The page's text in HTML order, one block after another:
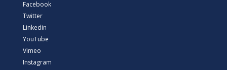
Facebook
Twitter
Linkedin
YouTube
Vimeo
Instagram